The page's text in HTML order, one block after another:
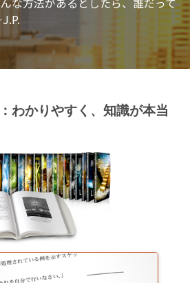
わかりやすく、知識が本当